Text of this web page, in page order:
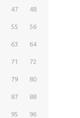
47 48
55 56
63 64
71 72
79 80
87 88
95 96